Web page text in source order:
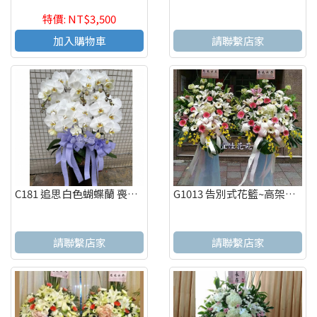
特價: NT$3,500
加入購物車
請聯繫店家
C181 追思白色蝴蝶蘭 喪禮蝴蝶蘭 弔唁蝴蝶蘭
請聯繫店家
G1013 告別式花籃~高架花籃 追思高架花籃(一對)
請聯繫店家